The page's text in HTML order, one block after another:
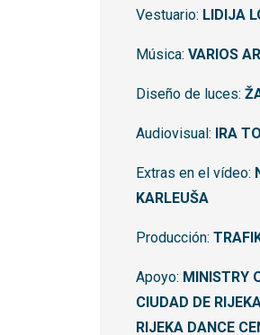
Vestuario: LIDIJA
Música: VARIOS
Diseño de luces:
Audiovisual: IRA
Extras en el vídeo:
KARLEUŠA
Producción:
Apoyo: MINISTRY
CIUDAD DE
RIJEKA DANCE